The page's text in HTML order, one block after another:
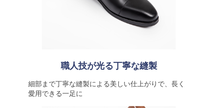
職人技が光る丁寧な縫製
細部まで丁寧な縫製による美しい仕上がりで、長く
愛用できる一足に